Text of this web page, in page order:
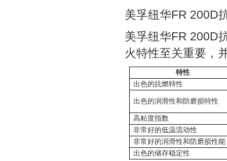
美孚纽华FR 200D
美孚纽华FR 200D
火特性至关重要，
特性
出色的抗燃特性
出色的润滑性和防磨损特性
高粘度指数
非常好的低温流动性
非常好的润滑性和防磨损性能
出色的储存稳定性